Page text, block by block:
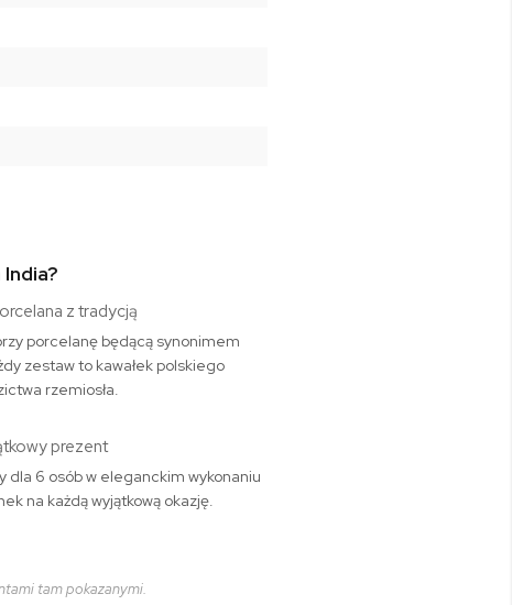
z tradycją
porcelanę będącą synonimem
zestaw to kawałek polskiego
rzemiosła.
prezent
dla 6 osób w eleganckim wykonaniu
na każdą wyjątkową okazję.
tam pokazanymi.